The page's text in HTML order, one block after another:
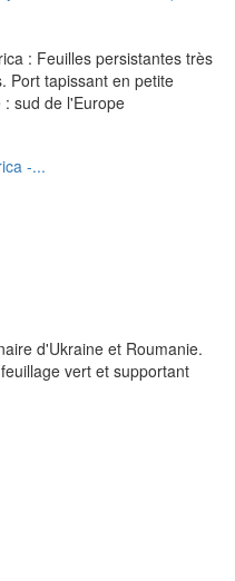
: Feuilles persistantes très
Port tapissant en petite
sud de l'Europe
-...
d'Ukraine et Roumanie.
vert et supportant